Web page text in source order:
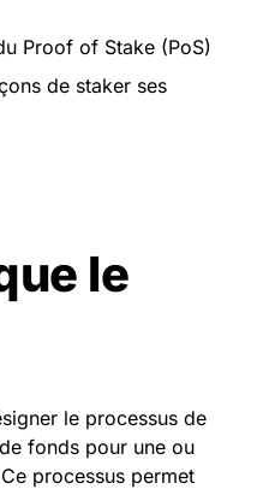
Proof of Stake (PoS)
de staker ses
le
le processus de
fonds pour une ou
processus permet